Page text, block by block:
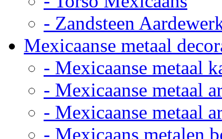
- Zandsteen
Mexicaanse metaal
- Mexicaanse metaal
- Mexicaanse metaal
- Mexicaanse metaal
- Mexicaans metalen